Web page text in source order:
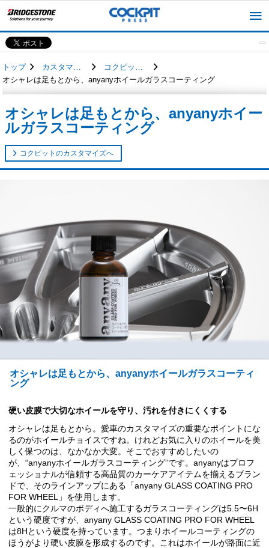
トップ カスタマイズカー
コクピットのカスタマイズ
オシャレは足もとから、anyanyホイールガラスコーティング
オシャレは足もとから、anyanyホイー
ルガラスコーティング
コクピットのカスタマイズへ
オシャレは足もとから、anyanyホイールガラスコーティ
ング
硬い皮膜で大切なホイールを守り、汚れを付きにくくする
オシャレは足もとから。愛車のカスタマイズの重要なポイントにな
るのがホイールチョイスですね。けれどお気に入りのホイールを美
しく保つのは、なかなか大変。そこでおすすめしたいの
が、“anyanyホイールガラスコーティング”です。anyanyはプロフ
ェッショナルが信頼する高品質のカーケアアイテムを揃えるブラン
ドで、そのラインアップにある「anyany GLASS COATING PRO
FOR WHEEL」を使用します。
一般的にクルマのボディへ施工するガラスコーティングは5.5〜6H
という硬度ですが、anyany GLASS COATING PRO FOR WHEEL
は8Hという硬度を持っています。つまりホイールコーティングの
ほうがより硬い皮膜を形成するのです。これはホイールが路面に近